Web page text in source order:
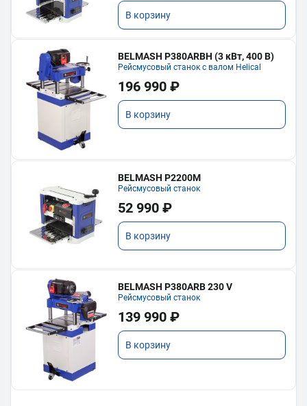
В корзину
BELMASH P380ARBH (3 кВт, 400 В)
Рейсмусовый станок с валом Helical
196 990 ₽
В корзину
BELMASH P2200M
Рейсмусовый станок
52 990 ₽
В корзину
BELMASH P380ARB 230 V
Рейсмусовый станок
139 990 ₽
В корзину